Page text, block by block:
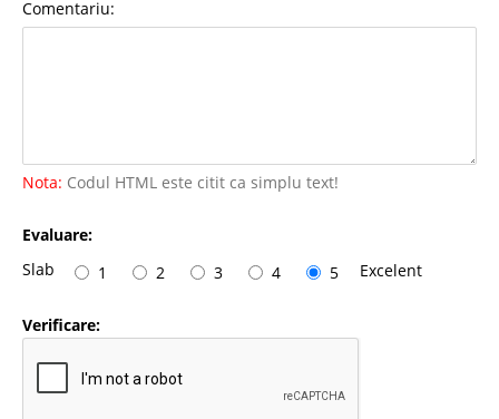
Comentariu:
Nota: Codul HTML este citit ca simplu text!
Evaluare:
Slab
1 2 3 4 5 Excelent
Verificare: